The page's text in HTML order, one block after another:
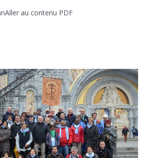
au contenu PDF